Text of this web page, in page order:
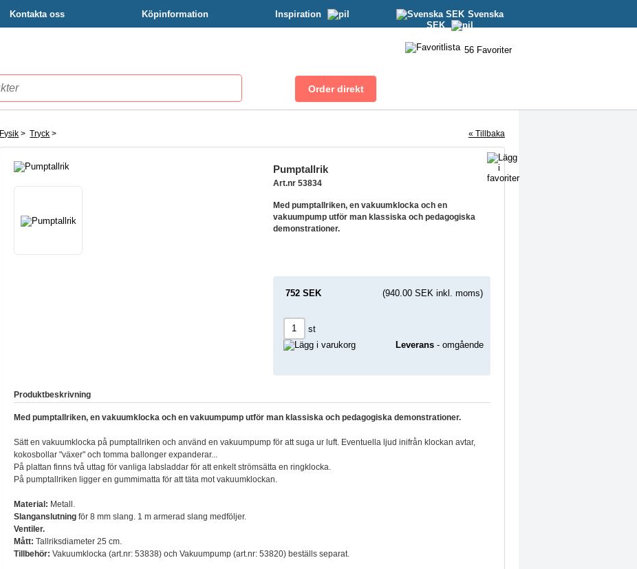
Kontakta oss Köpinformation Inspiration
Svenska
SEK
56 Favoriter
Fysik >Tryck > « Tillbaka
Pumptallrik
Art.nr 53834
Med pumptallriken, en vakuumklocka och en
vakuumpump utför man klassiska och pedagogiska
demonstrationer.
752 SEK (940.00 SEK inkl. moms)
st
Leverans- omgående
Produktbeskrivning
Med pumptallriken, en vakuumklocka och en vakuumpump utför man klassiska och pedagogiska demonstrationer.
Sätt en vakuumklocka på pumptallriken och använd en vakuumpump för att suga ur luft. Eventuella ljud inifrån klockan avtar,
kokosbollar "växer" och tomma ballonger expanderar...
På plattan finns två uttag för vanliga labsladdar för att enkelt strömsätta en ringklocka.
På pumptallriken ligger en gummimatta för att täta mot vakuumklockan.
Material: Metall.
Slanganslutningför 8 mm slang. 1 m armerad slang medföljer.
Ventiler.
Mått:Tallriksdiameter 25 cm.
Tillbehör:Vakuumklocka (art.nr: 53838) och Vakuumpump (art.nr: 53820) beställs separat.